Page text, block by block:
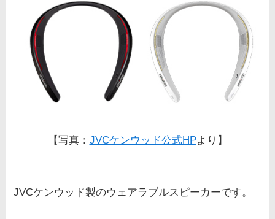
【写真： JVCケンウッド公式HPより】
JVCケンウッド製のウェアラブルスピーカーです。